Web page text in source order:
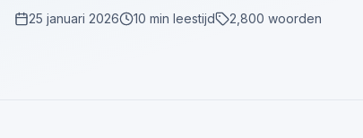
25 januari 2026 10 min leestijd 2,800 woorden